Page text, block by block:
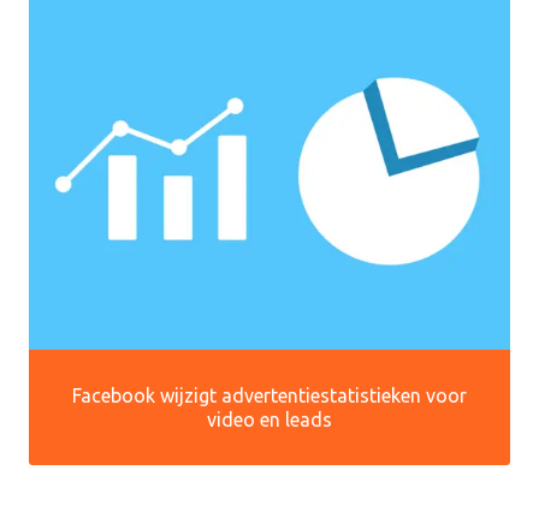
Facebook wijzigt advertentiestatistieken voor
video en leads